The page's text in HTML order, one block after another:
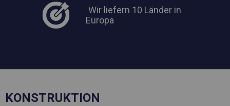
Wir liefern 10 Länder in
Europa
KONSTRUKTION